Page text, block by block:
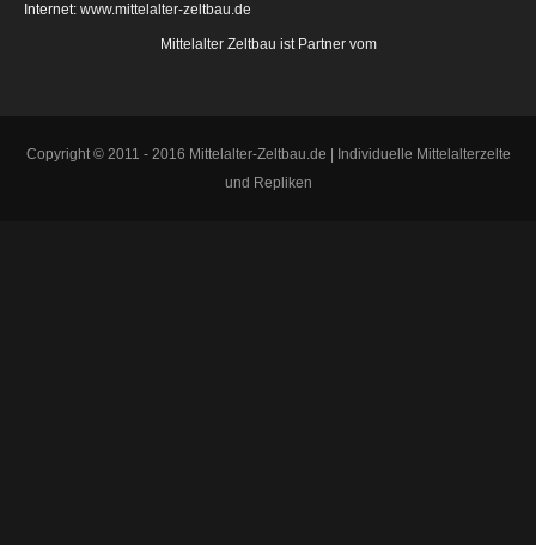
Internet: www.mittelalter-zeltbau.de
Mittelalter Zeltbau ist Partner vom
Copyright © 2011 - 2016 Mittelalter-Zeltbau.de | Individuelle Mittelalterzelte
und Repliken